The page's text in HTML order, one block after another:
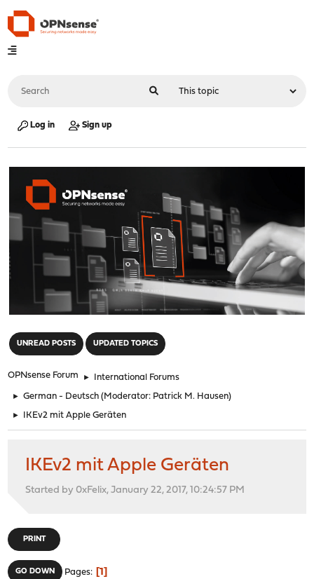
Log in Sign up
UNREAD POSTS UPDATED TOPICS
OPNsense Forum ► International Forums
► German - Deutsch (Moderator: Patrick M. Hausen)
► IKEv2 mit Apple Geräten
IKEv2 mit Apple Geräten
Started by 0xFelix, January 22, 2017, 10:24:57 PM
PRINT
GO DOWN Pages 1